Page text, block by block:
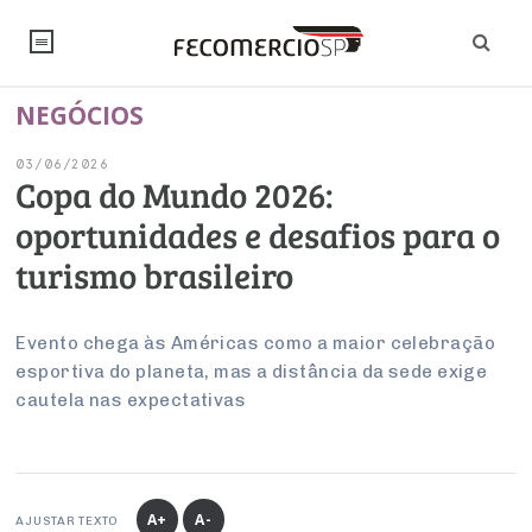
NOTÍCIAS
Artigos
Institucional
PROJETOS ESPECIAIS:
UM BRASIL
Economia
Pesquisas
Brasil
Internacional
Inteligência Artificial
Trabalho
Empresas
Negócios
Varejo
ESG
Últimas Notícias
PESQUISAS
INSTITUCIONAL
Sobre
Negociações Coletivas
Conselho de Turismo
Conselho de Emprego e Relações do Trabalho
EMPRESAS
NEGÓCIOS
03/06/2026
Copa do Mundo 2026:
oportunidades e desafios para o
turismo brasileiro
Evento chega às Américas como a maior celebração
esportiva do planeta, mas a distância da sede exige
cautela nas expectativas
AJUSTAR TEXTO A+ A-